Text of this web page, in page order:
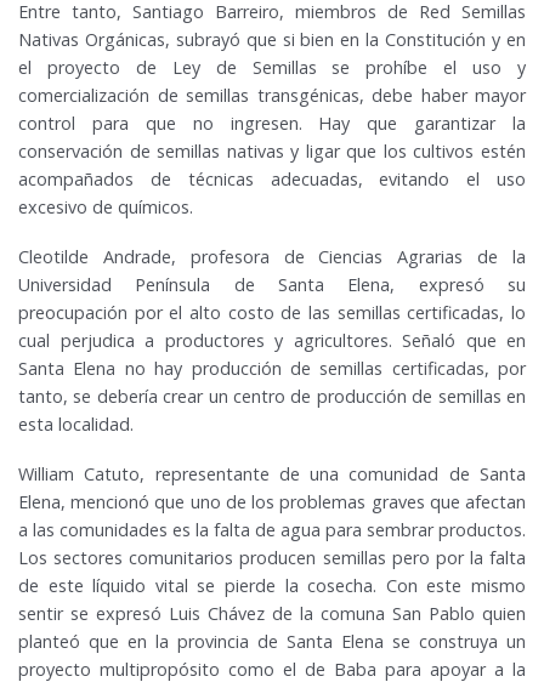
Entre tanto, Santiago Barreiro, miembros de Red Semillas
Nativas Orgánicas, subrayó que si bien en la Constitución y en
el proyecto de Ley de Semillas se prohíbe el uso y
comercialización de semillas transgénicas, debe haber mayor
control para que no ingresen. Hay que garantizar la
conservación de semillas nativas y ligar que los cultivos estén
acompañados de técnicas adecuadas, evitando el uso
excesivo de químicos.
Cleotilde Andrade, profesora de Ciencias Agrarias de la
Universidad Península de Santa Elena, expresó su
preocupación por el alto costo de las semillas certificadas, lo
cual perjudica a productores y agricultores. Señaló que en
Santa Elena no hay producción de semillas certificadas, por
tanto, se debería crear un centro de producción de semillas en
esta localidad.
William Catuto, representante de una comunidad de Santa
Elena, mencionó que uno de los problemas graves que afectan
a las comunidades es la falta de agua para sembrar productos.
Los sectores comunitarios producen semillas pero por la falta
de este líquido vital se pierde la cosecha. Con este mismo
sentir se expresó Luis Chávez de la comuna San Pablo quien
planteó que en la provincia de Santa Elena se construya un
proyecto multipropósito como el de Baba para apoyar a la